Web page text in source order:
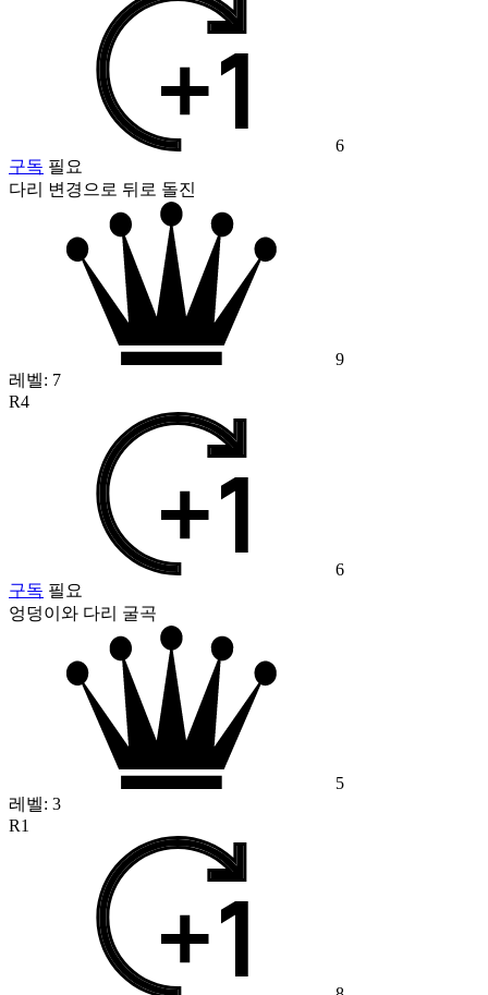
6
구독 필요
다리 변경으로 뒤로 돌진
9
레벨: 7
R4
6
구독 필요
엉덩이와 다리 굴곡
5
레벨: 3
R1